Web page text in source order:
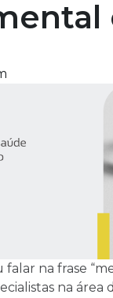
na frase
na área